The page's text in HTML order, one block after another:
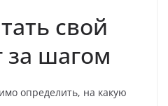
свой
за шагом
определить, на какую